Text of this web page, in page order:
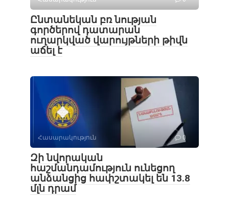
Ընտանեկան բռ նության
գործերով դատարան
ուղարկված վարույթների թիվն
աճել է
Հասարակություն 0
Զի նվորական
հաշմանդամություն ունեցող
անձանցից հափշտակել են 13.8
մլն դրամ